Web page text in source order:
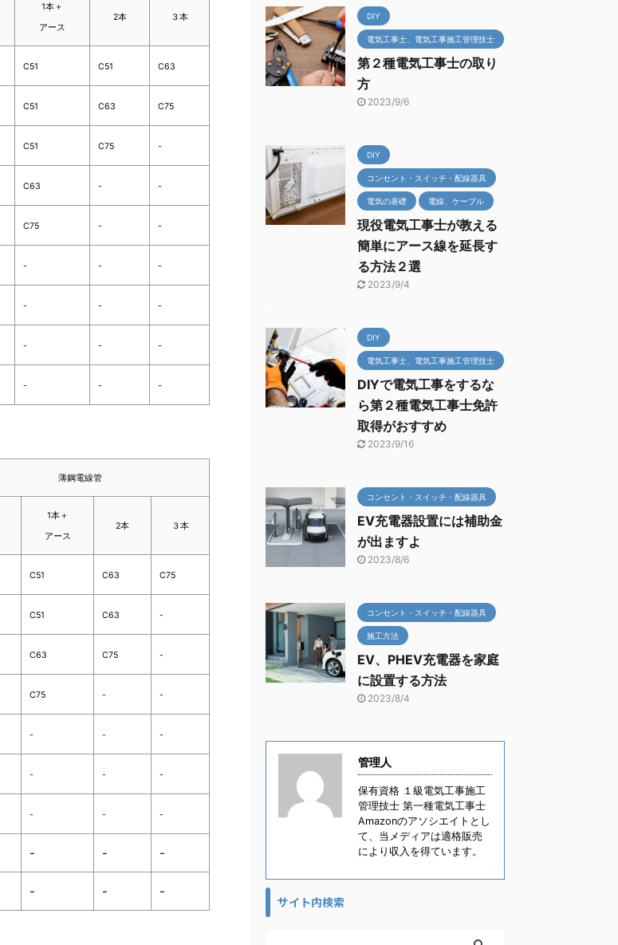
1本＋
アース
2本 ３本
C51 C51 C63
C51 C63 C75
C51 C75 -
C63 - -
C75 - -
- - -
- - -
- - -
- - -
薄鋼電線管
1本＋
アース
2本 ３本
C51 C63 C75
C51 C63 -
C63 C75 -
C75 - -
- - -
- - -
- - -
- - -
- - -
DIY
電気工事士、電気工事施工管理技士
第２種電気工事士の取り
方
2023/9/6
DIY
コンセント・スイッチ・配線器具
電気の基礎 電線、ケーブル
現役電気工事士が教える
簡単にアース線を延長す
る方法２選
2023/9/4
DIY
電気工事士、電気工事施工管理技士
DIYで電気工事をするな
ら第２種電気工事士免許
取得がおすすめ
2023/9/16
コンセント・スイッチ・配線器具
EV充電器設置には補助金
が出ますよ
2023/8/6
コンセント・スイッチ・配線器具
施工方法
EV、PHEV充電器を家庭
に設置する方法
2023/8/4
管理人
保有資格 １級電気工事施工
管理技士 第一種電気工事士
Amazonのアソシエイトとし
て、当メディアは適格販売
により収入を得ています。
サイト内検索